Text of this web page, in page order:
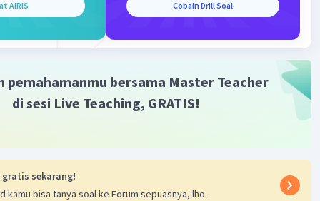
08:13
terverifikasi
f(g(x))
AiRIS Cobain Drill Soal
pemahamanmu bersama Master Teacher
di sesi Live Teaching, GRATIS!
gratis sekarang!
kamu bisa tanya soal ke Forum sepuasnya, lho.